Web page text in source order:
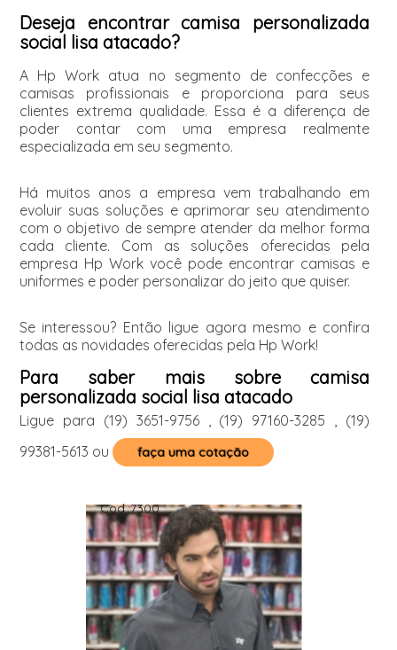
Deseja encontrar camisa personalizada
social lisa atacado?
A Hp Work atua no segmento de confecções e
camisas profissionais e proporciona para seus
clientes extrema qualidade. Essa é a diferença de
poder contar com uma empresa realmente
especializada em seu segmento.
Há muitos anos a empresa vem trabalhando em
evoluir suas soluções e aprimorar seu atendimento
com o objetivo de sempre atender da melhor forma
cada cliente. Com as soluções oferecidas pela
empresa Hp Work você pode encontrar camisas e
uniformes e poder personalizar do jeito que quiser.
Se interessou? Então ligue agora mesmo e confira
todas as novidades oferecidas pela Hp Work!
Para saber mais sobre camisa
personalizada social lisa atacado
Ligue para (19) 3651-9756, (19) 97160-3285 , (19)
99381-5613 ou faça uma cotação
Cod.:7300